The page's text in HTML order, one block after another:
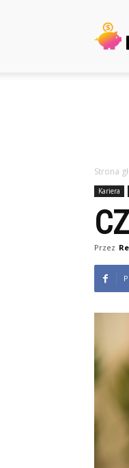
Strona
Kariera
Przez